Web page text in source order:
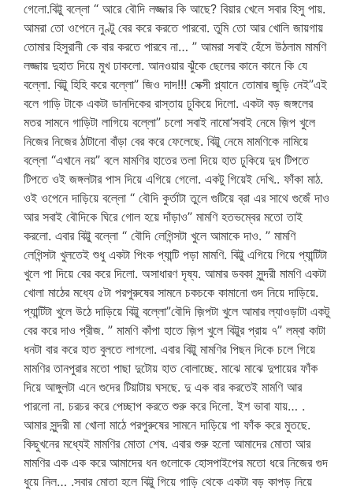
গেলো.বিট্টু বল্লো “ আরে বৌদি লজ্জার কি আছে? বিয়ার খেলে সবার হিসু পায়.
আমরা তো ওপেনে নুণ্টু বের করে করতে পারবো. তুমি তো আর খোলি জায়গায়
তোমার হিসুরানী কে বার করতে পারবে না… ” আমরা সবাই হেঁসে উঠলাম মামণি
লজ্জায় দুহাত দিয়ে মুখ ঢাকলো. আনওয়ার ঝুঁকে ছেলের কানে কানে কি যে
বল্লো. বিট্টু হিহি করে বল্লো” জিও দাদ!!! সেক্সী প্ল্যানে তোমার জুড়ি নেই”এই
বলে গাড়ি টাকে একটা ডানদিকের রাস্তায় ঢুকিয়ে দিলো. একটা বড় জঙ্গলের
মতর সামনে গাড়িটা লাগিয়ে বল্লো” চলো সবাই নামো’সবাই নেমে জ়িপ খুলে
নিজের নিজের ঠাটানো বাঁড়া বের করে ফেলেছে. বিট্টু নেমে মামণিকে নামিয়ে
বল্লো “এখানে নয়” বলে মামণির হাতের তলা দিয়ে হাত ঢুকিয়ে দুধ টিপতে
টিপতে ওই জঙ্গলটার পাস দিয়ে এগিয়ে গেলো. একটু গিয়েই দেখি.. ফাঁকা মাঠ.
ওই ওপেনে দাড়িয়ে বল্লো “ বৌদি কুর্তাটা তুলে গুটিয়ে ব্রা এর সাথে গুজেঁ দাও
আর সবাই বৌদিকে ঘিরে গোল হয়ে দাঁড়াও” মামণি হতভম্বের মতো তাই
করলো. এবার বিট্টু বল্লো “ বৌদি লেগিন্সটা খুলে আমাকে দাও. ” মামণি
লেগিন্সটা খুলতেই শুধু একটা পিংক প্যান্টি পড়া মামণি. বিট্টু এগিয়ে গিয়ে প্যান্টিটা
খুলে পা দিয়ে বের করে দিলো. অসাধারণ দৃষ্য. আমার ডবকা সুন্দরী মামণি একটা
খোলা মাঠের মধ্যে ৫টা পরপুরুষের সামনে চকচকে কামানো গুদ নিয়ে দাড়িয়ে.
প্যান্টিটা খুলে উঠে দাড়িয়ে বিট্টু বল্লো”বৌদি জ়িপটা খুলে আমার ল্যাওড়াটা একটু
বের করে দাও প্রীজ. ” মামণি কাঁপা হাতে জ়িপ খুলে বিট্টুর প্রায় ৭” লম্বা কাটা
ধনটা বার করে হাত বুলতে লাগলো. এবার বিট্টু মামণির পিছন দিকে চলে গিয়ে
মামণির তানপুরার মতো পাছা দুটোয় হাত বোলাচ্ছে. মাঝে মাঝে দুপায়ের ফাঁক
দিয়ে আঙ্গুলটা এনে গুদের টিয়াটায় ঘসছে. দু এক বার করতেই মামণি আর
পারলো না. চরচর করে পেচ্ছাপ করতে শুরু করে দিলো. ইশ ভাবা যায়… .
আমার সুন্দরী মা খোলা মাঠে পরপুরুষের সামনে দাড়িয়ে পা ফাঁক করে মুতছে.
কিছুখনের মধ্যেই মামণির মোতা শেষ. এবার শুরু হলো আমাদের মোতা আর
মামণির এক এক করে আমাদের ধন গুলোকে হোসপাইপের মতো ধরে নিজের গুদ
ধুয়ে নিল… .সবার মোতা হলে বিট্টু গিয়ে গাড়ি থেকে একটা বড় কাপড় নিয়ে